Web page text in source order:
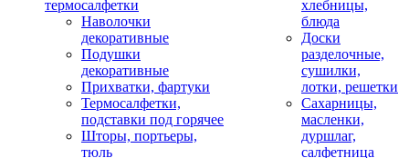
термосалфетки
Наволочки
декоративные
Подушки
декоративные
Прихватки, фартуки
Термосалфетки,
подставки под горячее
Шторы, портьеры,
тюль
хлебницы,
блюда
Доски
разделочные,
сушилки,
лотки, решетки
Сахарницы,
масленки,
дуршлаг,
салфетница